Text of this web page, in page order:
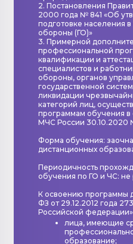
2. Постановления
2000 года № 841 «Об
подготовке населения
обороны (ГО)»
3. Примерной
профессиональной
квалификации и
специалистов и
обороны, органов
государственной
ликвидации
категорий лиц,
программам обучения в
МЧС России 30.10.2020
Форма обучения:
дистанционных
Периодичность
обучения по ГО и ЧС: не
К освоению программы
ФЗ от 29.12.2012 года
Российской
лица, имеющие
образование;